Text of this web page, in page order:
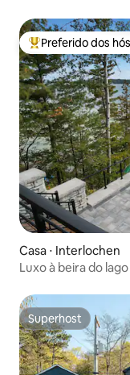
Entre os melhores
Preferido dos
Casa ⋅ Interlochen
Luxo à beira do
Superhost
Superhost